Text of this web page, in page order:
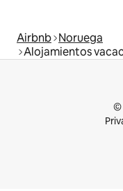
Airbnb Noruega
Alojamientos
©